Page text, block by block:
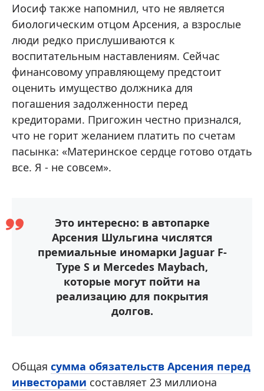
Иосиф также напомнил, что не является
биологическим отцом Арсения, а взрослые
люди редко прислушиваются к
воспитательным наставлениям. Сейчас
финансовому управляющему предстоит
оценить имущество должника для
погашения задолженности перед
кредиторами. Пригожин честно признался,
что не горит желанием платить по счетам
пасынка: «Материнское сердце готово отдать
все. Я - не совсем».
Это интересно: в автопарке
Арсения Шульгина числятся
премиальные иномарки Jaguar F-
Type S и Mercedes Maybach,
которые могут пойти на
реализацию для покрытия
долгов.
Общая сумма обязательств Арсения перед
инвесторами составляет 23 миллиона